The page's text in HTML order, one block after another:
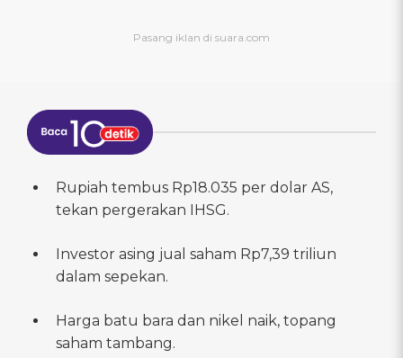
Rupiah tembus Rp18.035 per dolar AS,
tekan pergerakan IHSG.
Investor asing jual saham Rp7,39 triliun
dalam sepekan.
Harga batu bara dan nikel naik, topang
saham tambang.